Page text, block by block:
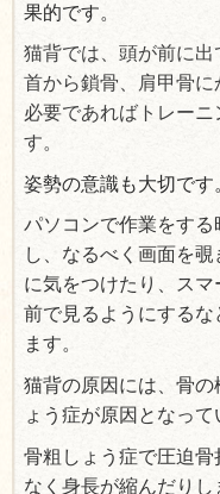
果的です。
猫背では、頭が前に出
首から鎖骨、肩甲骨に
必要であればトレー
す。
姿勢の意識も大切です
パソコンで作業をす
し、なるべく画面を
に気をつけたり、ス
前で見るようにする
ます。
猫背の原因には、骨
ょう症が原因となって
骨粗しょう症で圧迫
なく身長が縮んだりし